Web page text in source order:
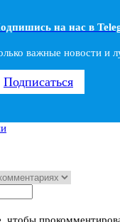
на наc в
важные новости и
Подписаться